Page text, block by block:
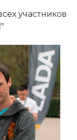
участников